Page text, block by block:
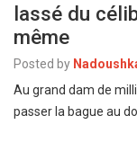
lassé du
même
Posted by
Au grand dam de
passer la bague au